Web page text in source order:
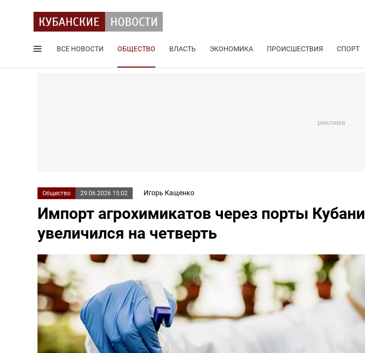
ВСЕ НОВОСТИ ОБЩЕСТВО ВЛАСТЬ ЭКОНОМИКА ПРОИСШЕСТВИЯ СПОРТ
Общество 29.06.2026 15:02 Игорь Кащенко
Импорт агрохимикатов через порты Кубани
увеличился на четверть